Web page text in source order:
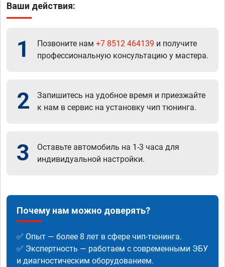
Ваши действия:
1 Позвоните нам +7 8512 464139 и получите
профессиональную консультацию у мастера.
2
Запишитесь на удобное время и приезжайте
к нам в сервис на установку чип тюнинга.
3
Оставьте автомобиль на 1-3 часа для
индивидуальной настройки.
Почему нам можно доверять?
✅ Опыт — более 8 лет в сфере чип-тюнинга.
✅ Экспертность — работаем с современными ЭБУ
и диагностическим оборудованием.